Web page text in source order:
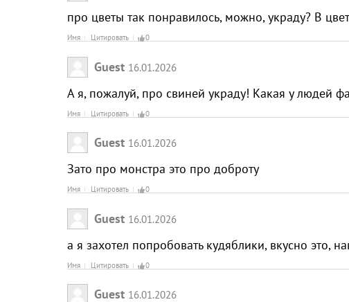
про цветы так понравилось, можно, украду? В
Имя Цитировать 0
Guest 16.01.2026
А я, пожалуй, про свиней украду! Какая у людей
Имя Цитировать 0
Guest 16.01.2026
Зато про монстра это про доброту
Имя Цитировать 0
Guest 16.01.2026
а я захотел попробовать кудяблики, вкусно это,
Имя Цитировать 0
Guest 16.01.2026